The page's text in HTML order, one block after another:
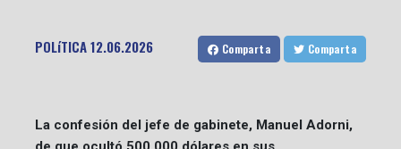
POLíTICA12.06.2026 Comparta Comparta
La confesión del jefe de gabinete, Manuel Adorni,